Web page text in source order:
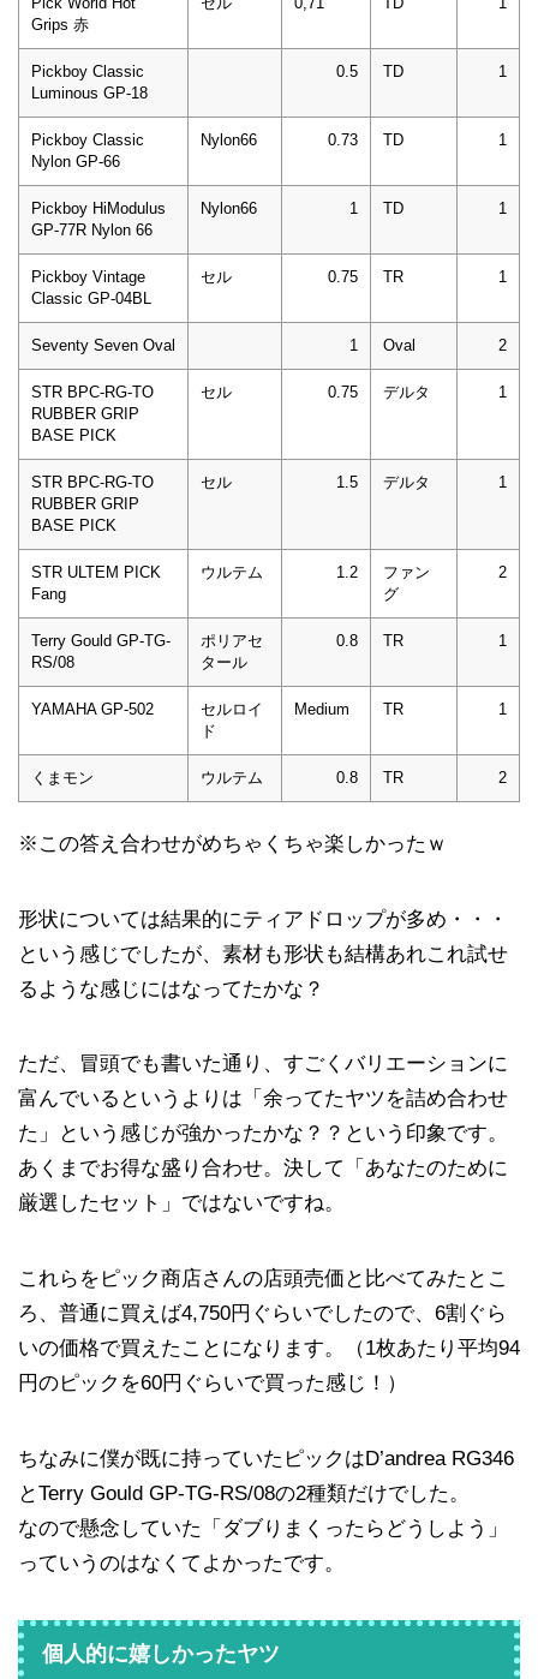
Grips 赤
Pickboy Classic
Luminous GP-18
0.5 TD 1
Pickboy Classic
Nylon GP-66
Nylon66 0.73 TD 1
Pickboy HiModulus
GP-77R Nylon 66
Nylon66 1 TD 1
Pickboy Vintage
Classic GP-04BL
セル 0.75 TR 1
Seventy Seven Oval 1 Oval 2
STR BPC-RG-TO
RUBBER GRIP
BASE PICK
セル 0.75 デルタ 1
STR BPC-RG-TO
RUBBER GRIP
BASE PICK
セル 1.5 デルタ 1
STR ULTEM PICK
Fang
ウルテム 1.2
ファン
グ
2
Terry Gould GP-TG-
RS/08
ポリアセ
タール
0.8 TR 1
YAMAHA GP-502
セルロイ
ド
Medium TR 1
くまモン ウルテム 0.8 TR 2
※この答え合わせがめちゃくちゃ楽しかったｗ
形状については結果的にティアドロップが多め・・・
という感じでしたが、素材も形状も結構あれこれ試せ
るような感じにはなってたかな？
ただ、冒頭でも書いた通り、すごくバリエーションに
富んでいるというよりは「余ってたヤツを詰め合わせ
た」という感じが強かったかな？？という印象です。
あくまでお得な盛り合わせ。決して「あなたのために
厳選したセット」ではないですね。
これらをピック商店さんの店頭売価と比べてみたとこ
ろ、普通に買えば4,750円ぐらいでしたので、6割ぐら
いの価格で買えたことになります。（1枚あたり平均94
円のピックを60円ぐらいで買った感じ！）
ちなみに僕が既に持っていたピックはD’andrea RG346
とTerry Gould GP-TG-RS/08の2種類だけでした。
なので懸念していた「ダブりまくったらどうしよう」
っていうのはなくてよかったです。
個人的に嬉しかったヤツ